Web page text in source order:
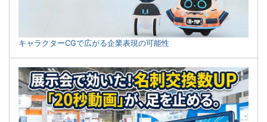
キャラクターCGで広がる企業表現の可能性